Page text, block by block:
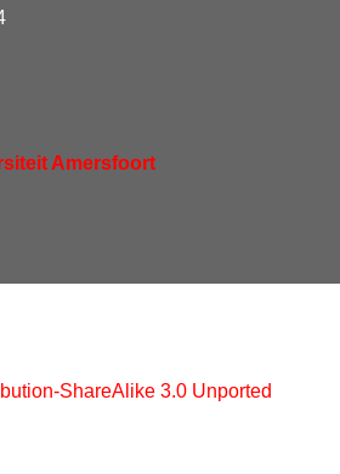
Amersfoort
ShareAlike 3.0 Unported